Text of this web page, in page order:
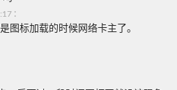
:
图标加载的时候网络卡主了。